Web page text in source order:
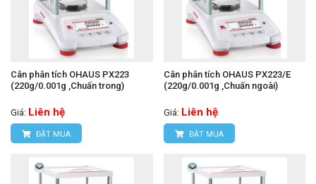
Cân phân tích OHAUS PX223
(220g/0.001g ,Chuấn trong)
Giá: Liên hệ
ĐẶT MUA
Cân phân tích OHAUS PX223/E
(220g/0.001g ,Chuấn ngoài)
Giá: Liên hệ
ĐẶT MUA